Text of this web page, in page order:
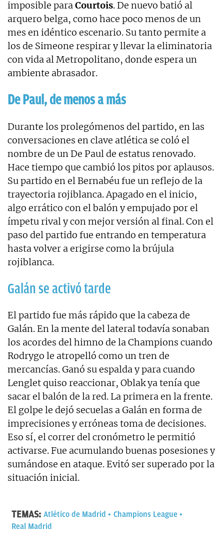
imposible paraCourtois. De nuevo batió al
arquero belga, como hace poco menos de un
mes en idéntico escenario. Su tanto permite a
los de Simeone respirar y llevar la eliminatoria
con vida al Metropolitano, donde espera un
ambiente abrasador.
De Paul, de menos a más
Durante los prolegómenos del partido, en las
conversaciones en clave atlética se coló el
nombre de un De Paul de estatus renovado.
Hace tiempo que cambió los pitos por aplausos.
Su partido en el Bernabéu fue un reflejo de la
trayectoria rojiblanca. Apagado en el inicio,
algo errático con el balón y empujado por el
ímpetu rival y con mejor versión al final. Con el
paso del partido fue entrando en temperatura
hasta volver a erigirse como la brújula
rojiblanca.
Galán se activó tarde
El partido fue más rápido que la cabeza de
Galán. En la mente del lateral todavía sonaban
los acordes del himno de la Champions cuando
Rodrygo le atropelló como un tren de
mercancías. Ganó su espalda y para cuando
Lenglet quiso reaccionar, Oblak ya tenía que
sacar el balón de la red. La primera en la frente.
El golpe le dejó secuelas a Galán en forma de
imprecisiones y erróneas toma de decisiones.
Eso sí, el correr del cronómetro le permitió
activarse. Fue acumulando buenas posesiones y
sumándose en ataque. Evitó ser superado por la
situación inicial.
TEMAS: Atlético de Madrid
Champions League
Real Madrid